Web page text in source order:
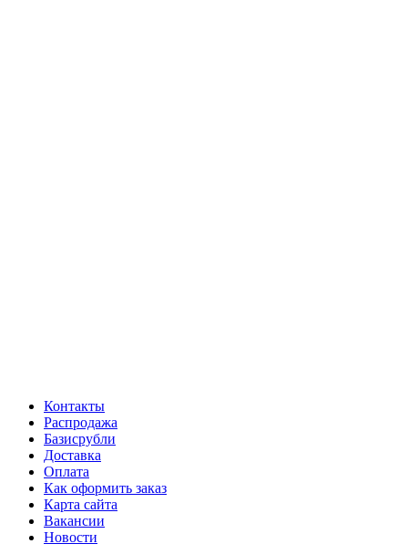
Контакты
Распродажа
Базисрубли
Доставка
Оплата
Как оформить заказ
Карта сайта
Вакансии
Новости